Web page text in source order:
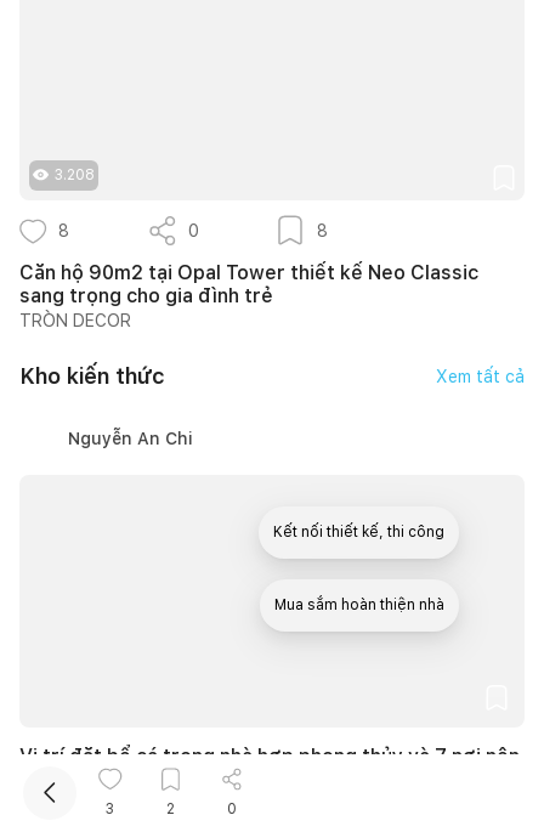
3.208
8 0 8
Căn hộ 90m2 tại Opal Tower thiết kế Neo Classic
sang trọng cho gia đình trẻ
TRÒN DECOR
Kho kiến thức Xem tất cả
Nguyễn An Chi
Vị trí đặt bể cá trong nhà hợp phong thủy và 7 nơi nên
tránh đặt bể cá
27/06/2026, lúc 20:07
3 2 0
Kết nối thiết kế, thi công
Mua sắm hoàn thiện nhà